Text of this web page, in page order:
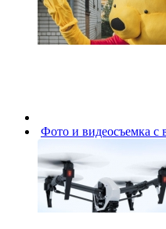
Фото и видеосъемка с